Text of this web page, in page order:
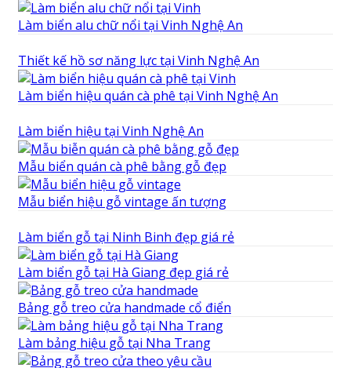
Làm biển alu chữ nổi tại Vinh Nghệ An
Thiết kế hồ sơ năng lực tại Vinh Nghệ An
Làm biển hiệu quán cà phê tại Vinh Nghệ An
Làm biển hiệu tại Vinh Nghệ An
Mẫu biển quán cà phê bằng gỗ đẹp
Mẫu biển hiệu gỗ vintage ấn tượng
Làm biển gỗ tại Ninh Binh đẹp giá rẻ
Làm biển gỗ tại Hà Giang đẹp giá rẻ
Bảng gỗ treo cửa handmade cổ điển
Làm bảng hiệu gỗ tại Nha Trang